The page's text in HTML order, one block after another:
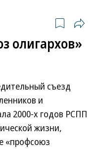
олигархов»
съезд
и
2000-х годов РСПП
жизни,
«профсоюз